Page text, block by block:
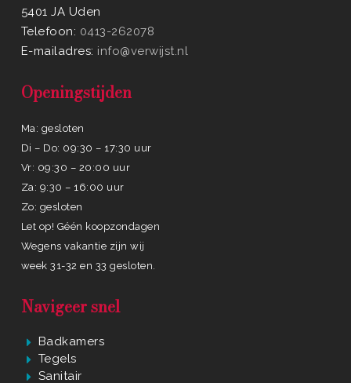
5401 JA Uden
Telefoon: 0413-262078
E-mailadres: info@verwijst.nl
Openingstijden
Ma: gesloten
Di – Do: 09:30 – 17:30 uur
Vr: 09:30 – 20:00 uur
Za: 9:30 – 16:00 uur
Zo: gesloten
Let op! Géén koopzondagen
Wegens vakantie zijn wij
week 31-32 en 33 gesloten.
Navigeer snel
Badkamers
Tegels
Sanitair